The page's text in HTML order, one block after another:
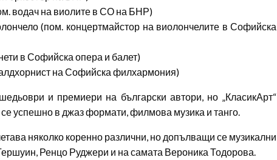
водач на виолите в СО на БНР)
(пом. концертмайстор на виолончелите в Софийска
в Софийска опера и балет)
на Софийска филхармония)
и премиери на български автори, но „КласикАрт“
успешно в джаз формати, филмова музика и танго.
няколко коренно различни, но допълващи се музикални
Ренцо Руджери и на самата Вероника Тодорова.